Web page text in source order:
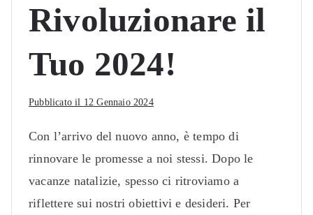
Rivoluzionare il
Tuo 2024!
Pubblicato il 12 Gennaio 2024
Con l’arrivo del nuovo anno, è tempo di
rinnovare le promesse a noi stessi. Dopo le
vacanze natalizie, spesso ci ritroviamo a
riflettere sui nostri obiettivi e desideri. Per